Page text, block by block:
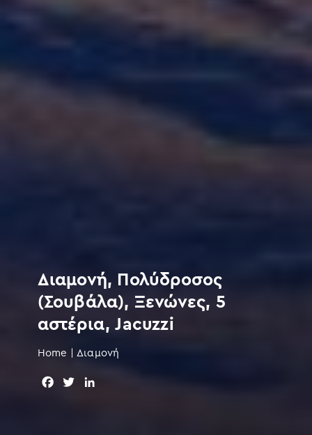
Διαμονή, Πολύδροσος
(Σουβάλα), Ξενώνες, 5
αστέρια, Jacuzzi
Home | Διαμονή